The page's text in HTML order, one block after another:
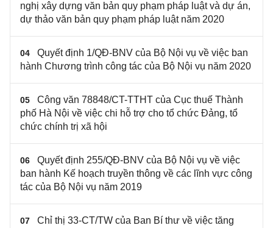
nghị xây dựng văn bản quy phạm pháp luật và dự án,
dự thảo văn bản quy phạm pháp luật năm 2020
04
Quyết định 1/QĐ-BNV của Bộ Nội vụ về việc ban
hành Chương trình công tác của Bộ Nội vụ năm 2020
05
Công văn 78848/CT-TTHT của Cục thuế Thành
phố Hà Nội về việc chi hỗ trợ cho tổ chức Đảng, tổ
chức chính trị xã hội
06
Quyết định 255/QĐ-BNV của Bộ Nội vụ về việc
ban hành Kế hoạch truyền thông về các lĩnh vực công
tác của Bộ Nội vụ năm 2019
07
Chỉ thị 33-CT/TW của Ban Bí thư về việc tăng